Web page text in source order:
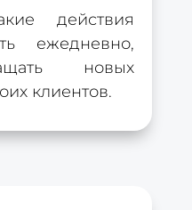
действия
ежедневно,
новых
клиентов.